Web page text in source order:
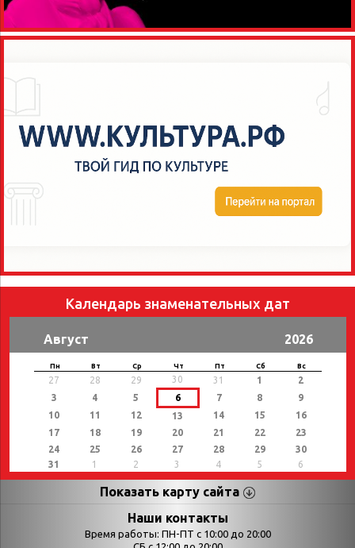
Календарь знаменательных дат
Август 2026
Пн Вт Ср Чт Пт Сб Вс
27 28 29 30 31 1
2
3
4 5 6 7 8
9
10
11 12 13 14 15
16
17
18 19 20 21 22
23
24
25 26 27 28 29
30
31
1 2 3 4 5 6
Показать карту сайта
Страницы Категории
Наши контакты
Время работы: ПН-ПТ с 10:00 до 20:00